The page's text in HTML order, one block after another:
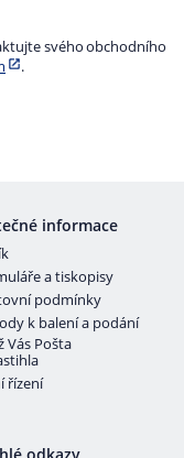
svého obchodního
.
informace
a tiskopisy
podmínky
k balení a podání
Vás Pošta
řízení